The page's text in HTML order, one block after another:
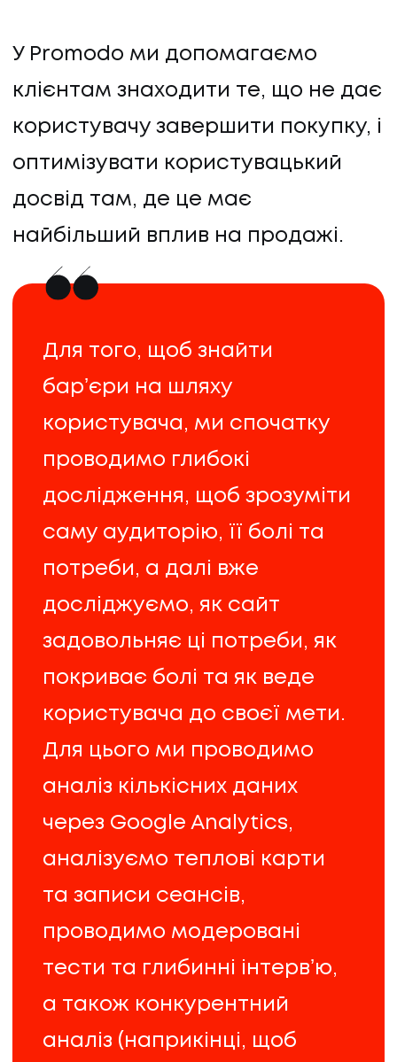
У Promodo ми допомагаємо
клієнтам знаходити те, що не дає
користувачу завершити покупку, і
оптимізувати користувацький
досвід там, де це має
найбільший вплив на продажі.
Для того, щоб знайти
барʼєри на шляху
користувача, ми спочатку
проводимо глибокі
дослідження, щоб зрозуміти
саму аудиторію, її болі та
потреби, а далі вже
досліджуємо, як сайт
задовольняє ці потреби, як
покриває болі та як веде
користувача до своєї мети.
Для цього ми проводимо
аналіз кількісних даних
через Google Analytics,
аналізуємо теплові карти
та записи сеансів,
проводимо модеровані
тести та глибинні інтервʼю,
а також конкурентний
аналіз (наприкінці, щоб
© 2026
Політика конфіденційності
EN